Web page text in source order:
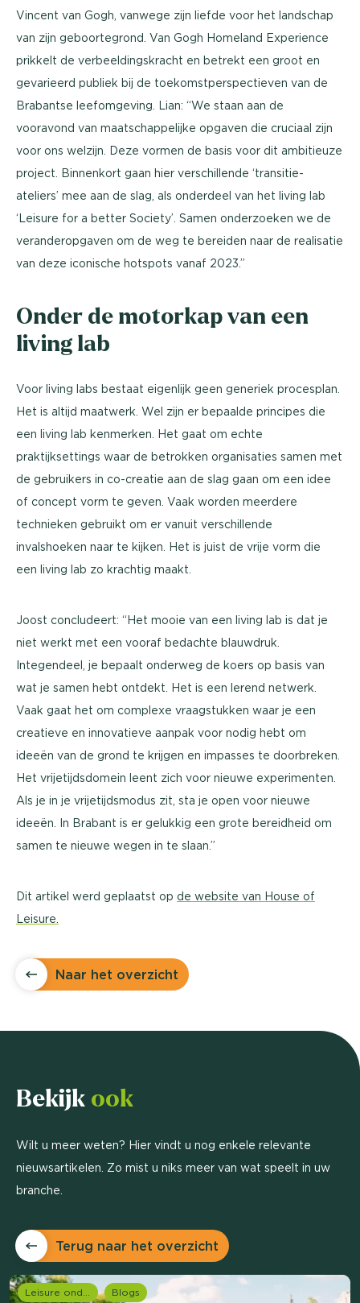
Vincent van Gogh, vanwege zijn liefde voor het landschap
van zijn geboortegrond. Van Gogh Homeland Experience
prikkelt de verbeeldingskracht en betrekt een groot en
gevarieerd publiek bij de toekomstperspectieven van de
Brabantse leefomgeving. Lian: “We staan aan de
vooravond van maatschappelijke opgaven die cruciaal zijn
voor ons welzijn. Deze vormen de basis voor dit ambitieuze
project. Binnenkort gaan hier verschillende ‘transitie-
ateliers’ mee aan de slag, als onderdeel van het living lab
‘Leisure for a better Society’. Samen onderzoeken we de
veranderopgaven om de weg te bereiden naar de realisatie
van deze iconische hotspots vanaf 2023.”
Onder de motorkap van een
living lab
Voor living labs bestaat eigenlijk geen generiek procesplan.
Het is altijd maatwerk. Wel zijn er bepaalde principes die
een living lab kenmerken. Het gaat om echte
praktijksettings waar de betrokken organisaties samen met
de gebruikers in co-creatie aan de slag gaan om een idee
of concept vorm te geven. Vaak worden meerdere
technieken gebruikt om er vanuit verschillende
invalshoeken naar te kijken. Het is juist de vrije vorm die
een living lab zo krachtig maakt.
Joost concludeert: “Het mooie van een living lab is dat je
niet werkt met een vooraf bedachte blauwdruk.
Integendeel, je bepaalt onderweg de koers op basis van
wat je samen hebt ontdekt. Het is een lerend netwerk.
Vaak gaat het om complexe vraagstukken waar je een
creatieve en innovatieve aanpak voor nodig hebt om
ideeën van de grond te krijgen en impasses te doorbreken.
Het vrijetijdsdomein leent zich voor nieuwe experimenten.
Als je in je vrijetijdsmodus zit, sta je open voor nieuwe
ideeën. In Brabant is er gelukkig een grote bereidheid om
samen te nieuwe wegen in te slaan.”
Dit artikel werd geplaatst op de website van House of
Leisure.
Naar het overzicht
Bekijk ook
Wilt u meer weten? Hier vindt u nog enkele relevante
nieuwsartikelen. Zo mist u niks meer van wat speelt in uw
branche.
Terug naar het overzicht
Blogs